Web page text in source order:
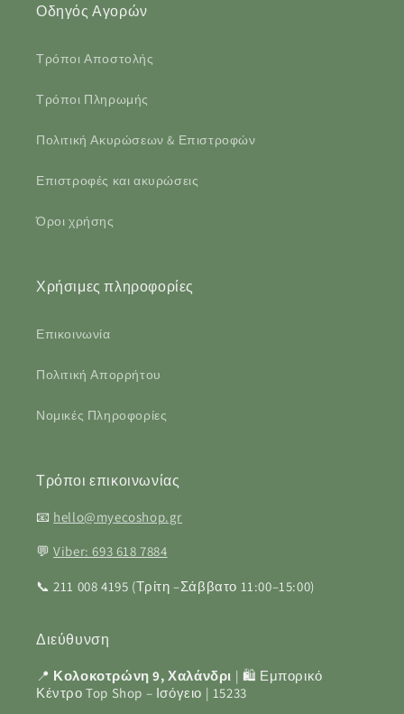
Οδηγός Αγορών
Τρόποι Αποστολής
Τρόποι Πληρωμής
Πολιτική Ακυρώσεων & Επιστροφών
Επιστροφές και ακυρώσεις
Όροι χρήσης
Χρήσιμες πληροφορίες
Επικοινωνία
Πολιτική Απορρήτου
Νομικές Πληροφορίες
Τρόποι επικοινωνίας
📧 hello@myecoshop.gr
💬Viber: 693 618 7884
📞 211 008 4195 (Τρίτη –Σάββατο 11:00–15:00)
Διεύθυνση
📍 Κολοκοτρώνη 9, Χαλάνδρι | 🛍️ Εμπορικό
Κέντρο Top Shop – Ισόγειο | 15233